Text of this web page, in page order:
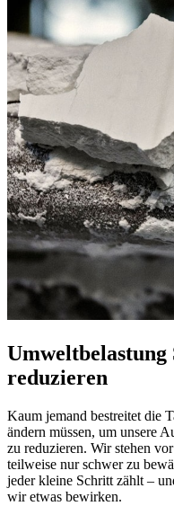
reduzieren
Kaum jemand bestreitet die
ändern müssen, um unsere
zu reduzieren. Wir stehen
teilweise nur schwer zu
jeder kleine Schritt zählt –
wir etwas bewirken.